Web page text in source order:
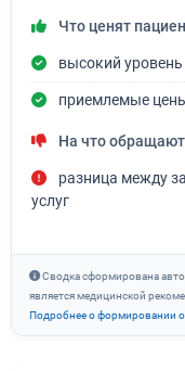
Что ценят
высокий
приемлемые
На что
разница между
услуг
Сводка сформирована
является медицинской
Подробнее о формировании